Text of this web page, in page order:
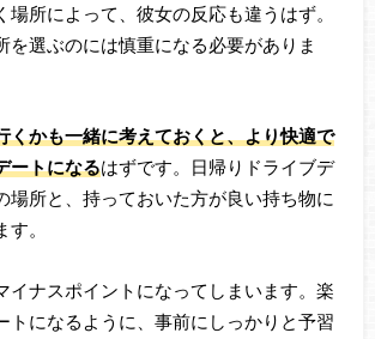
場所によって、彼女の反応も違うはず。
を選ぶのには慎重になる必要がありま
くかも一緒に考えておくと、より快適で
ートになるはずです。日帰りドライブデ
場所と、持っておいた方が良い持ち物に
。
イナスポイントになってしまいます。楽
トになるように、事前にしっかりと予習